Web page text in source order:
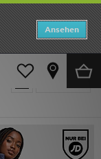
Ansehen
Verfeinern